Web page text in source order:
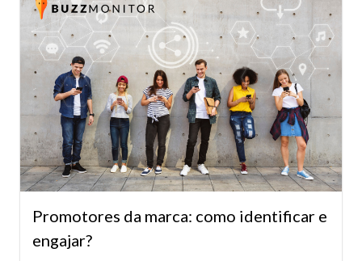
Promotores da marca: como identificar e
engajar?